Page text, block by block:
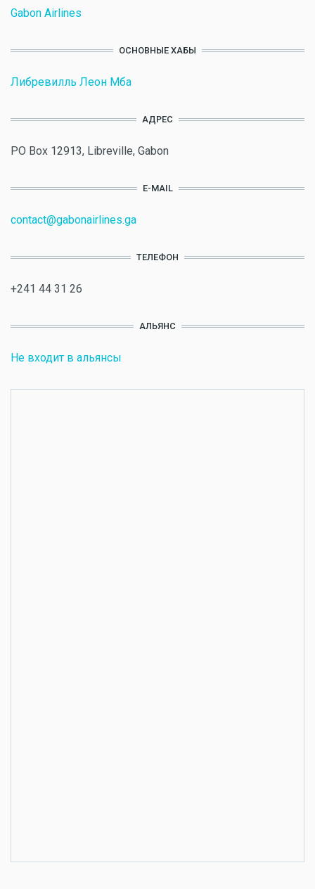
Gabon Airlines
ОСНОВНЫЕ ХАБЫ
Либревилль Леон Мба
АДРЕС
PO Box 12913, Libreville, Gabon
E-MAIL
contact@gabonairlines.ga
ТЕЛЕФОН
+241 44 31 26
АЛЬЯНС
Не входит в альянсы